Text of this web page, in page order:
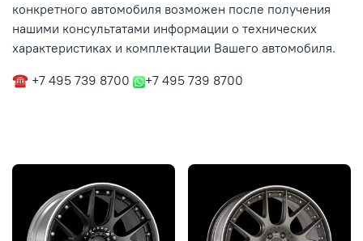
конкретного автомобиля возможен после получения
нашими консультатами информации о технических
характеристиках и комплектации Вашего автомобиля.
☎ +7 495 739 8700
+7 495 739 8700